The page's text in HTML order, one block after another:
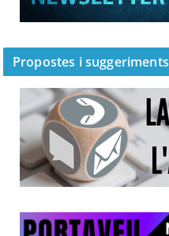
Propostes i suggeriments